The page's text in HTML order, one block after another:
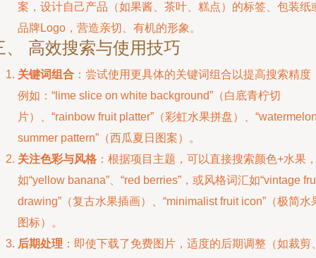
案，设计自己产品（如果酱、茶叶、糕点）的标签、包装纸
品牌Logo，营造亲切、有机的形象。
、 高效搜索与使用技巧
关键词组合 ：尝试使用更具体的关键词组合以提高搜索精度
例如：“lime slice on white background”（白底青柠切
片）、“rainbow fruit platter”（彩虹水果拼盘）、
summer pattern”（西瓜夏日图案）。
关注色彩与风格 ：根据项目主题，可以直接搜索颜色+水果
如“yellow banana”、“red berries”，或风格词汇如“vintage
drawing”（复古水果插画）、“minimalist fruit icon”（极简水
图标）。
后期处理 ：即使下载了免费图片，适度的后期调整（如裁剪